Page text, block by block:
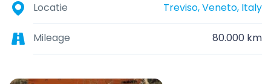
Locatie Treviso, Veneto, Italy
Mileage 80.000 km